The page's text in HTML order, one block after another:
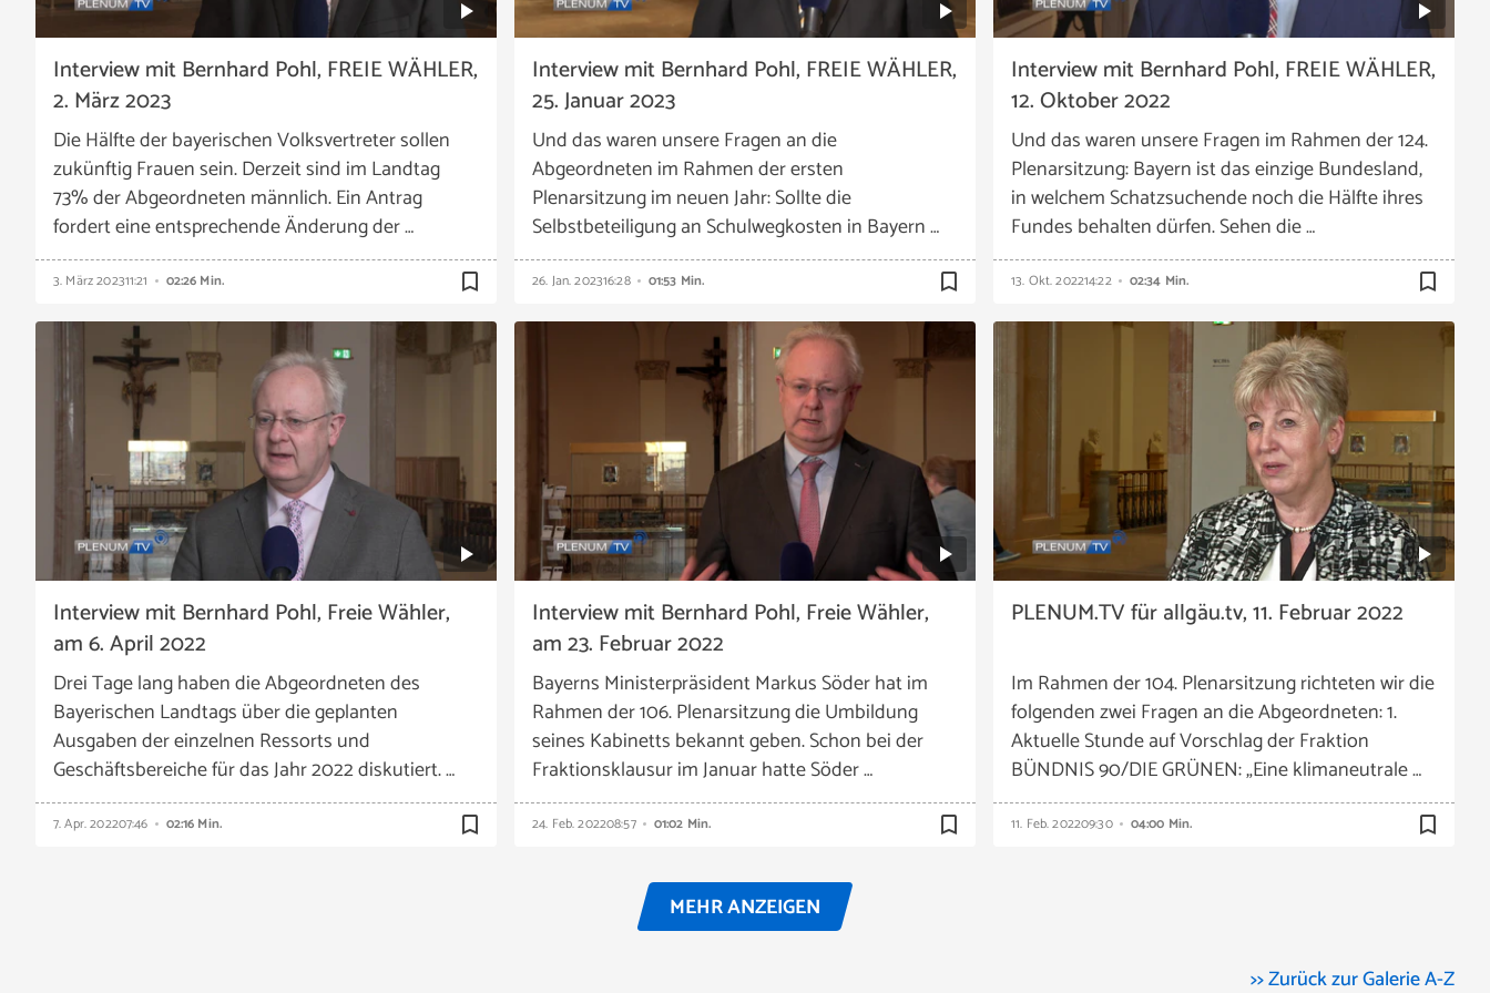
Interview mit Bernhard Pohl, FREIE WÄHLER,
2. März 2023
Die Hälfte der bayerischen Volksvertreter sollen
zukünftig Frauen sein. Derzeit sind im Landtag
73% der Abgeordneten männlich. Ein Antrag
fordert eine entsprechende Änderung der …
3. März 202311:21 02:26 Min. bookmark_border
Interview mit Bernhard Pohl, FREIE WÄHLER,
25. Januar 2023
Und das waren unsere Fragen an die
Abgeordneten im Rahmen der ersten
Plenarsitzung im neuen Jahr: Sollte die
Selbstbeteiligung an Schulwegkosten in Bayern …
26. Jan. 202316:28 01:53 Min. bookmark_border
Interview mit Bernhard Pohl, FREIE WÄHLER,
12. Oktober 2022
Und das waren unsere Fragen im Rahmen der 124.
Plenarsitzung: Bayern ist das einzige Bundesland,
in welchem Schatzsuchende noch die Hälfte ihres
Fundes behalten dürfen. Sehen die …
13. Okt. 202214:22 02:34 Min. bookmark_border
Interview mit Bernhard Pohl, Freie Wähler,
am 6. April 2022
Drei Tage lang haben die Abgeordneten des
Bayerischen Landtags über die geplanten
Ausgaben der einzelnen Ressorts und
Geschäftsbereiche für das Jahr 2022 diskutiert. …
7. Apr. 202207:46 02:16 Min. bookmark_border
Interview mit Bernhard Pohl, Freie Wähler,
am 23. Februar 2022
Bayerns Ministerpräsident Markus Söder hat im
Rahmen der 106. Plenarsitzung die Umbildung
seines Kabinetts bekannt geben. Schon bei der
Fraktionsklausur im Januar hatte Söder …
24. Feb. 202208:57 01:02 Min. bookmark_border
PLENUM.TV für allgäu.tv, 11. Februar 2022
Im Rahmen der 104. Plenarsitzung richteten wir die
folgenden zwei Fragen an die Abgeordneten: 1.
Aktuelle Stunde auf Vorschlag der Fraktion
BÜNDNIS 90/DIE GRÜNEN: „Eine klimaneutrale …
11. Feb. 202209:30 04:00 Min. bookmark_border
MEHR ANZEIGEN
>> Zurück zur Galerie A-Z